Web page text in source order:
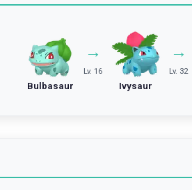
Bulbasaur
→
Lv. 16
Ivysaur
→
Lv. 32